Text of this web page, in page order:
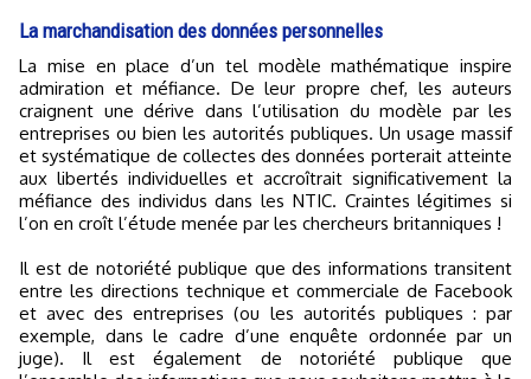
La marchandisation des données personnelles
La mise en place d’un tel modèle mathématique inspire
admiration et méfiance. De leur propre chef, les auteurs
craignent une dérive dans l’utilisation du modèle par les
entreprises ou bien les autorités publiques. Un usage massif
et systématique de collectes des données porterait atteinte
aux libertés individuelles et accroîtrait significativement la
méfiance des individus dans les NTIC. Craintes légitimes si
l’on en croît l’étude menée par les chercheurs britanniques !
Il est de notoriété publique que des informations transitent
entre les directions technique et commerciale de Facebook
et avec des entreprises (ou les autorités publiques : par
exemple, dans le cadre d’une enquête ordonnée par un
juge). Il est également de notoriété publique que